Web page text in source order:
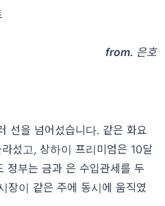
from. 은호
선을 넘어섰습니다. 같은 화요
섰고, 상하이 프리미엄은 10달
정부는 금과 은 수입관세를 두
장이 같은 주에 동시에 움직였